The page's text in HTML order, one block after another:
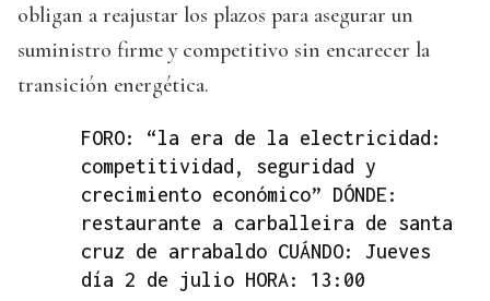
obligan a reajustar los plazos para asegurar un
suministro firme y competitivo sin encarecer la
transición energética.
FORO: “la era de la electricidad:
competitividad, seguridad y
crecimiento económico” DÓNDE:
restaurante a carballeira de santa
cruz de arrabaldo CUÁNDO: Jueves
día 2 de julio HORA: 13:00